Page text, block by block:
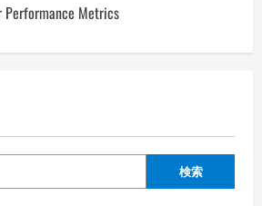
Performance Metrics
検索